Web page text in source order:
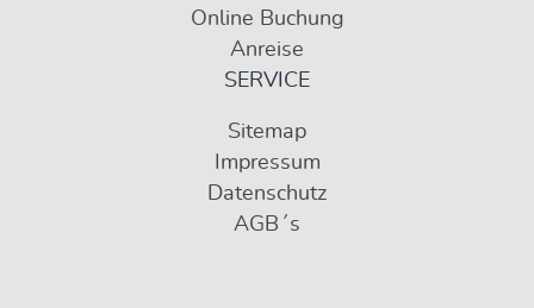
Online Buchung
Anreise
SERVICE
Sitemap
Impressum
Datenschutz
AGB´s